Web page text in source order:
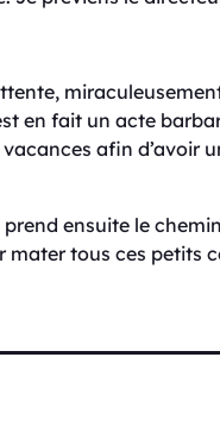
en fait un acte
afin d’avoir
ensuite le
mater tous ces petits